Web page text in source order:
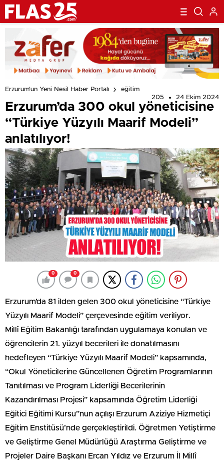
Erzurum'un Yeni Nesil Haber Portalı
eğitim
205
24 Ekim 2024
Erzurum’da 300 okul yöneticisine
“Türkiye Yüzyılı Maarif Modeli”
anlatılıyor!
0 0
Erzurum’da 81 ilden gelen 300 okul yöneticisine “Türkiye
Yüzyılı Maarif Modeli” çerçevesinde eğitim veriliyor.
Millî Eğitim Bakanlığı tarafından uygulamaya konulan ve
öğrencilerin 21. yüzyıl becerileri ile donatılmasını
hedefleyen “Türkiye Yüzyılı Maarif Modeli” kapsamında,
“Okul Yöneticilerine Güncellenen Öğretim Programlarının
Tanıtılması ve Program Liderliği Becerilerinin
Kazandırılması Projesi” kapsamında Öğretim Liderliği
Eğitici Eğitimi Kursu”nun açılışı Erzurum Aziziye Hizmetiçi
Eğitim Enstitüsü’nde gerçekleştirildi. Öğretmen Yetiştirme
ve Geliştirme Genel Müdürlüğü Araştırma Geliştirme ve
Projeler Daire Başkanı Ercan Yıldız ve Erzurum İl Millî